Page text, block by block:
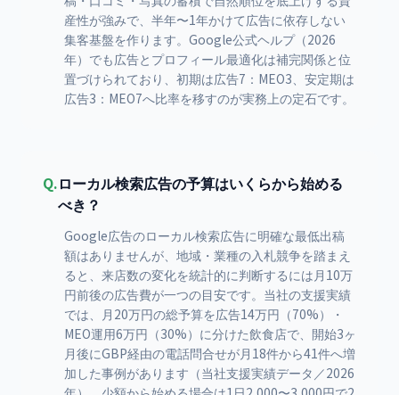
産性が強みで、半年〜1年かけて広告に依存しない
集客基盤を作ります。Google公式ヘルプ（2026
年）でも広告とプロフィール最適化は補完関係と位
置づけられており、初期は広告7：MEO3、安定期は
広告3：MEO7へ比率を移すのが実務上の定石です。
Q.ローカル検索広告の予算はいくらから始める
べき？
Google広告のローカル検索広告に明確な最低出稿
額はありませんが、地域・業種の入札競争を踏まえ
ると、来店数の変化を統計的に判断するには月10万
円前後の広告費が一つの目安です。当社の支援実績
では、月20万円の総予算を広告14万円（70%）・
MEO運用6万円（30%）に分けた飲食店で、開始3ヶ
月後にGBP経由の電話問合せが月18件から41件へ増
加した事例があります（当社支援実績データ／2026